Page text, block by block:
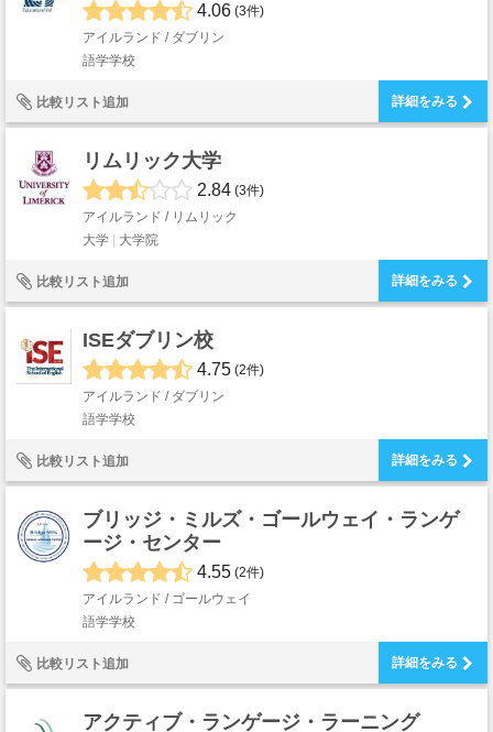
4.06 (3件)
アイルランド / ダブリン
語学学校
比較リスト追加 詳細をみる
リムリック大学
2.84 (3件)
アイルランド / リムリック
大学
大学院
比較リスト追加 詳細をみる
ISEダブリン校
4.75 (2件)
アイルランド / ダブリン
語学学校
比較リスト追加 詳細をみる
ブリッジ・ミルズ・ゴールウェイ・ランゲ
ージ・センター
4.55 (2件)
アイルランド / ゴールウェイ
語学学校
比較リスト追加 詳細をみる
アクティブ・ランゲージ・ラーニング